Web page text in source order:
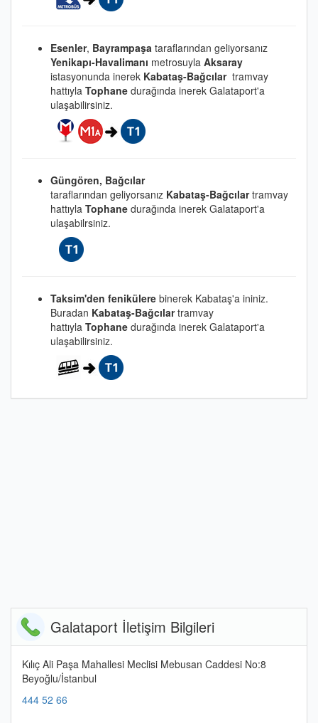
Esenler, Bayrampaşa taraflarından geliyorsanız
Yenikapı-Havalimanı metrosuyla Aksaray
istasyonunda inerek Kabataş-Bağcılartramvay
hattıyla Tophane durağında inerek Galataport'a
ulaşabilirsiniz.
Güngören, Bağcılar
taraflarından geliyorsanız Kabataş-Bağcılartramvay
hattıyla Tophane durağında inerek Galataport'a
ulaşabilrsiniz.
Taksim'den fenikülere binerek Kabataş'a ininiz.
Buradan Kabataş-Bağcılartramvay
hattıyla Tophane durağında inerek Galataport'a
ulaşabilirsiniz.
Galataport İletişim Bilgileri
Kılıç Ali Paşa Mahallesi Meclisi Mebusan Caddesi No:8
Beyoğlu/İstanbul
444 52 66